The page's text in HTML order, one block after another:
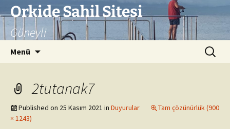
İçeriğe
atlaOrkide Sahil Sitesi
Güneyli
Menü Arama:
2tutanak7
Published on 25 Kasım 2021 in Duyurular
Tam çözünürlük (900
× 1243)